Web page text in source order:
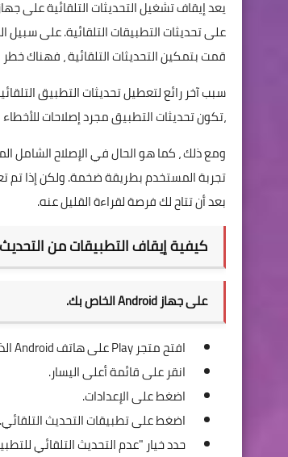
على تحديثات التطبيقات التلقائية. على
قمت بتمكين التحديثات التلقائية ، فهناك
سبب آخر رائع لتعطيل تحديثات التطبيق
،تكون تحديثات التطبيق مجرد إصلاحات
تجربة المستخدم بطريقة ضخمة. ولكن إذا تم
بعد أن تتاح لك فرصة لقراءة القليل عنه.
كيفية إيقاف التطبيقات من
على جهاز Android الخاص بك.
افتح متجر Play على هاتف Android الذكي.
انقر على قائمة أعلى اليسار.
اضغط على الإعدادات.
اضغط على تطبيقات التحديث التلقائي.
حدد خيار "عدم التحديث التلقائي